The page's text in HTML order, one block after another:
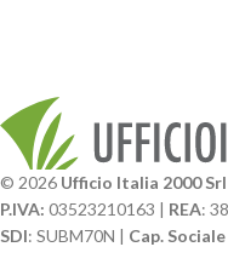
© 2026 Ufficio Italia 2000
P.IVA: 03523210163 | REA:
SDI: SUBM70N | Cap. Sociale